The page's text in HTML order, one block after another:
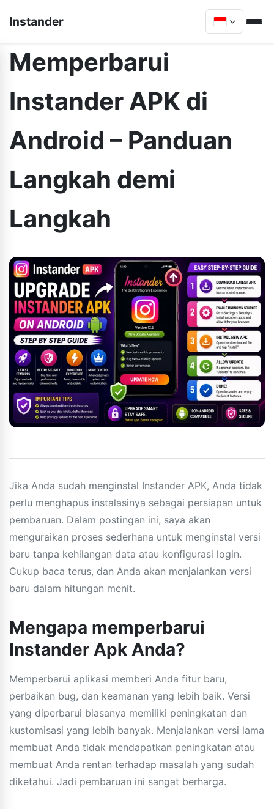
Instander
Memperbarui
Instander APK di
Android – Panduan
Langkah demi
Langkah
Jika Anda sudah menginstal Instander APK, Anda tidak
perlu menghapus instalasinya sebagai persiapan untuk
pembaruan. Dalam postingan ini, saya akan
menguraikan proses sederhana untuk menginstal versi
baru tanpa kehilangan data atau konfigurasi login.
Cukup baca terus, dan Anda akan menjalankan versi
baru dalam hitungan menit.
Mengapa memperbarui
Instander Apk Anda?
Memperbarui aplikasi memberi Anda fitur baru,
perbaikan bug, dan keamanan yang lebih baik. Versi
yang diperbarui biasanya memiliki peningkatan dan
kustomisasi yang lebih banyak. Menjalankan versi lama
membuat Anda tidak mendapatkan peningkatan atau
membuat Anda rentan terhadap masalah yang sudah
diketahui. Jadi pembaruan ini sangat berharga.